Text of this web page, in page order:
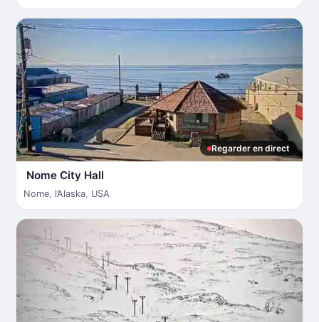
Regarder en direct
Nome City Hall
Nome, l’Alaska, USA